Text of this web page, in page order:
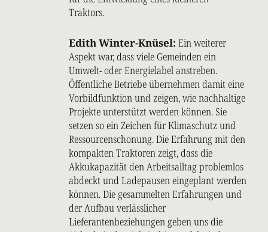
Traktors.
Edith Winter-Knüsel: Ein weiterer
Aspekt war, dass viele Gemeinden ein
Umwelt- oder Energielabel anstreben.
Öffentliche Betriebe übernehmen damit eine
Vorbildfunktion und zeigen, wie nachhaltige
Projekte unterstützt werden können. Sie
setzen so ein Zeichen für Klimaschutz und
Ressourcenschonung. Die Erfahrung mit den
kompakten Traktoren zeigt, dass die
Akkukapazität den Arbeitsalltag problemlos
abdeckt und Ladepausen eingeplant werden
können. Die gesammelten Erfahrungen und
der Aufbau verlässlicher
Lieferantenbeziehungen geben uns die